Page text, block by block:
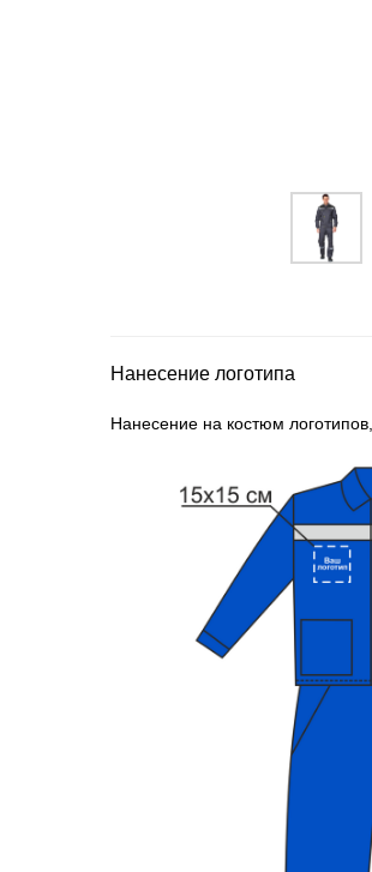
Нанесение логотипа
Нанесение на костюм